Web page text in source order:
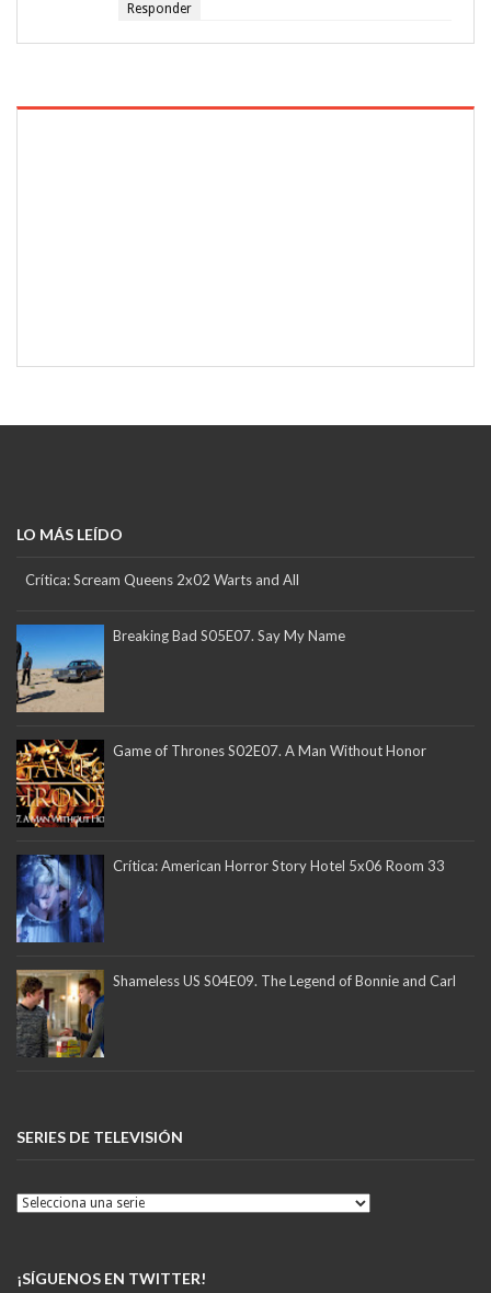
Responder
LO MÁS LEÍDO
Crítica: Scream Queens 2x02 Warts and All
Breaking Bad S05E07. Say My Name
Game of Thrones S02E07. A Man Without Honor
Crítica: American Horror Story Hotel 5x06 Room 33
Shameless US S04E09. The Legend of Bonnie and Carl
SERIES DE TELEVISIÓN
¡SÍGUENOS EN TWITTER!